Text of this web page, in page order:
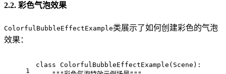
2.2. 彩色气泡效果
ColorfulBubbleEffectExample类展示了如何创建彩色的气泡
效果：
1
class ColorfulBubbleEffectExample(Scene):